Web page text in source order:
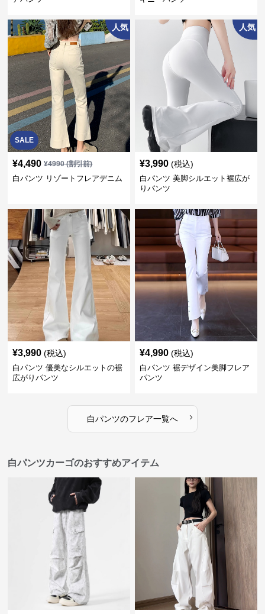
SALE
人気
¥4,490 ¥4990(割引前)
白パンツ リゾートフレアデニム
人気
¥3,990 (税込)
白パンツ 美脚シルエット裾広が
りパンツ
¥3,990 (税込)
白パンツ 優美なシルエットの裾
広がりパンツ
¥4,990 (税込)
白パンツ 裾デザイン美脚フレア
パンツ
白パンツのフレア一覧へ ›
白パンツカーゴのおすすめアイテム